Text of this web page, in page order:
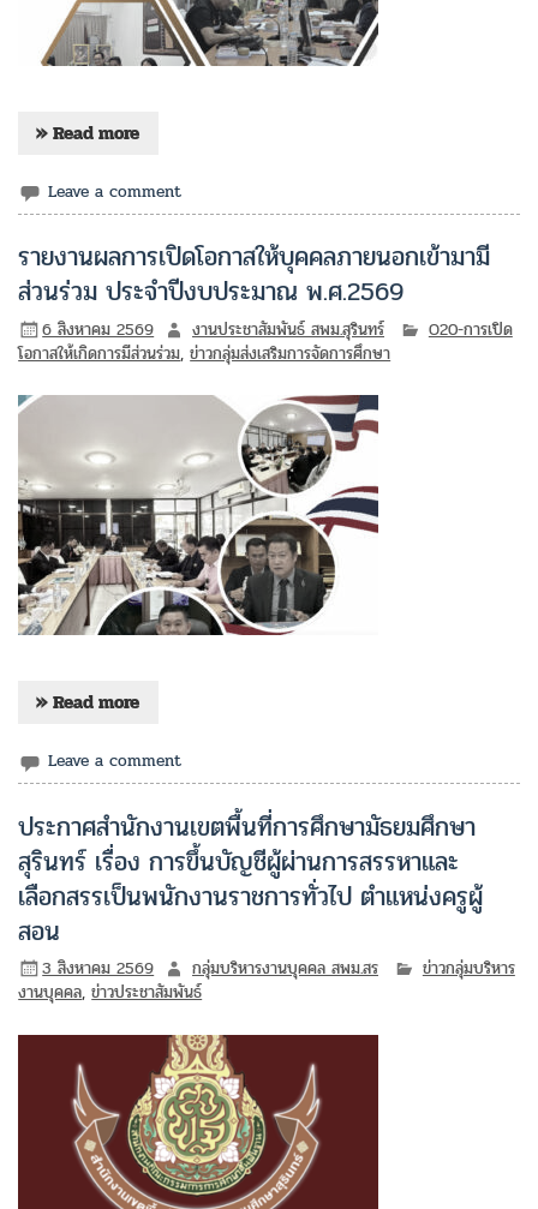
» Read more
Leave a comment
รายงานผลการเปิดโอกาสให้บุคคลภายนอกเข้ามามี
ส่วนร่วม ประจำปีงบประมาณ พ.ศ.2569
6 สิงหาคม 2569 งานประชาสัมพันธ์ สพม.สุรินทร์
O20-การเปิด
โอกาสให้เกิดการมีส่วนร่วม,ข่าวกลุ่มส่งเสริมการจัดการศึกษา
» Read more
Leave a comment
ประกาศสำนักงานเขตพื้นที่การศึกษามัธยมศึกษา
สุรินทร์ เรื่อง การขึ้นบัญชีผู้ผ่านการสรรหาและ
เลือกสรรเป็นพนักงานราชการทั่วไป ตำแหน่งครูผู้
สอน
3 สิงหาคม 2569 กลุ่มบริหารงานบุคคล สพม.สร
ข่าวกลุ่มบริหาร
งานบุคคล,ข่าวประชาสัมพันธ์